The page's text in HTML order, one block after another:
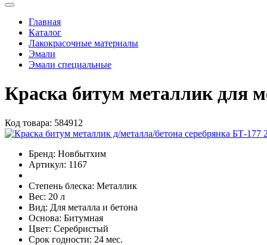
Главная
Каталог
Лакокрасочные материалы
Эмали
Эмали специальные
Краска битум металлик
Код товара: 584912
Бренд: Новбытхим
Артикул: 1167
Степень блеска: Металлик
Вес: 20 л
Вид: Для металла и бетона
Основа: Битумная
Цвет: Серебристый
Срок годности: 24 мес.